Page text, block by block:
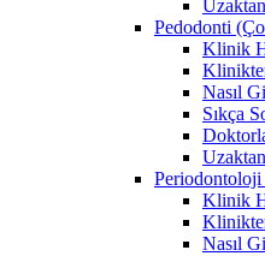
Pedodonti
Klinik
Nasıl
Sıkça
Klinik
Nasıl